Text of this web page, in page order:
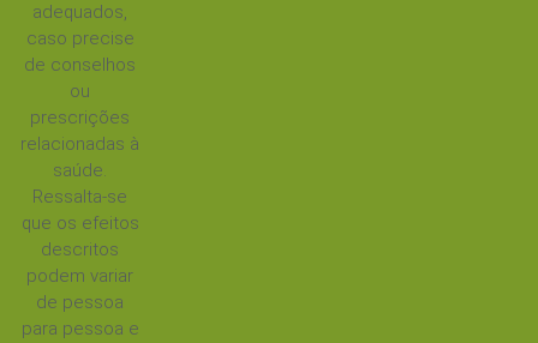
adequados,
caso precise
de conselhos
ou
prescrições
relacionadas à
saúde.
Ressalta-se
que os efeitos
descritos
podem variar
de pessoa
para pessoa e